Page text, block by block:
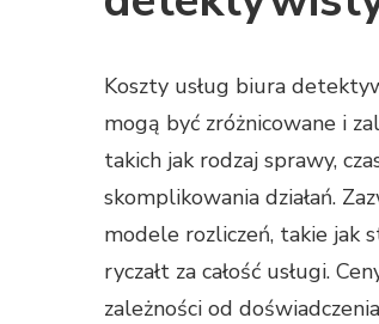
Koszty usług biura
mogą być zróżnicowane i
takich jak rodzaj sprawy,
skomplikowania działań.
modele rozliczeń, takie jak
ryczałt za całość usługi.
zależności od